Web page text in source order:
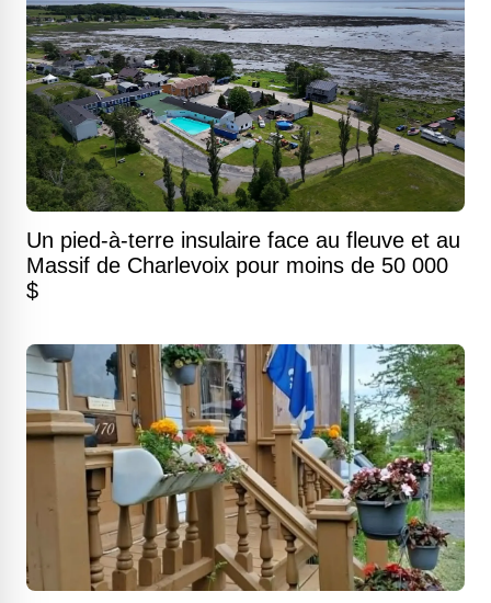
Un pied-à-terre insulaire face au fleuve et au
Massif de Charlevoix pour moins de 50 000
$